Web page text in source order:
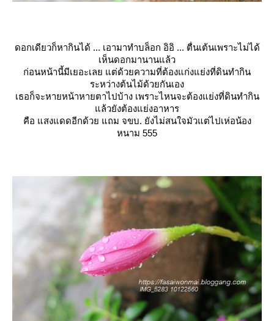
ดอกเดียวก็หากินได้ ... เอามาทำบล็อก อิอิ ... ตื่นเต้นเพราะไม่ได้
เห็นดอกมานานแล้ว
ก่อนหน้านี้มีเยอะเลย แต่ด้วยความที่ต้องแก่งแย่งที่ดินทำกิน
ระหว่างต้นไม้ด้วยกันเอง
เธอก็จะหายหน้าหายตาไปบ้าง เพราะไหนจะต้องแย่งที่ดินทำกิน
ล้วยังต้องแย่งอาหาร
คือ แสงแดดอีกด้วย แถม จขบ. ยังไม่สนใจมัวแต่ไปเห่อน้อง
หนาม 555